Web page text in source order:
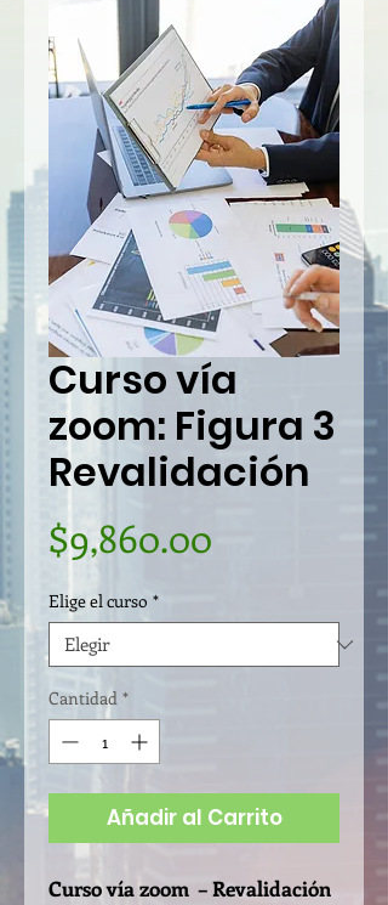
Curso vía
zoom: Figura 3
Revalidación
$9,860.00
Elige el curso *
Cantidad *
Añadir al Carrito
Curso vía zoom – Revalidación